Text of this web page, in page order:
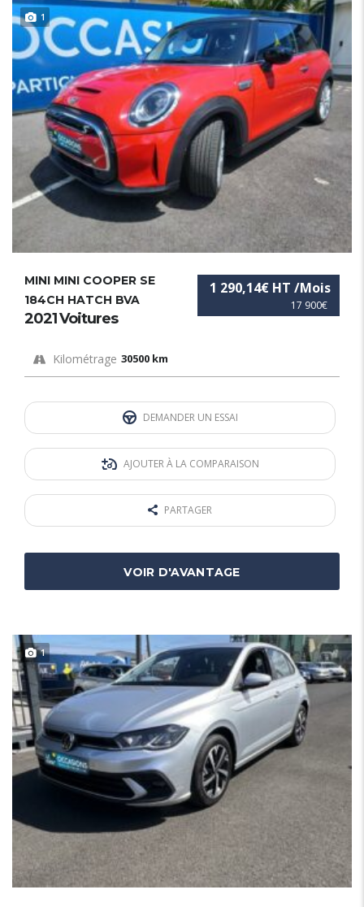
1
17 900€
1 290,14€ HT /Mois
MINI MINI COOPER SE
184CH HATCH BVA
2021 Voitures
Kilométrage 30500 km
DEMANDER UN ESSAI
AJOUTER À LA COMPARAISON
PARTAGER
VOIR D'AVANTAGE
1